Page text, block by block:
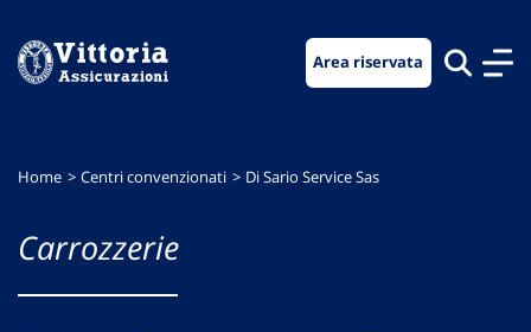
menu
contenuto
footer
Area riservata
Home Centri convenzionati Di Sario Service Sas
Carrozzerie